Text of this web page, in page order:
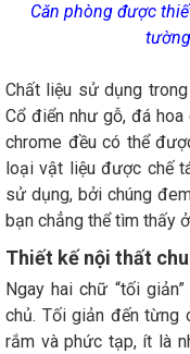
Căn phòng được
Chất liệu sử dụng
Cổ điển như gỗ, đá
chrome đều có thể
loại vật liệu được chế
sử dụng, bởi chúng
bạn chẳng thể tìm thấy
Thiết kế nội thất
Ngay hai chữ “tối
chủ. Tối giản đến từng
rắm và phức tạp, ít là